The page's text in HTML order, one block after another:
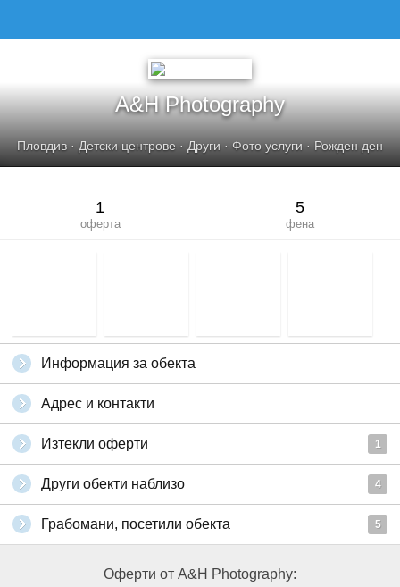
A&Н Photography
Пловдив· Детски центрове · Други · Фото услуги · Рожден ден
1
оферта
5
фена
Информация за обекта
Адрес и контакти
Изтекли оферти 1
Други обекти наблизо 4
Грабомани, посетили обекта 5
Оферти от A&Н Photography: